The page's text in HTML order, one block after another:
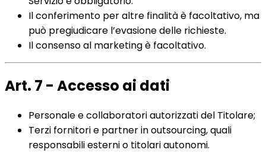
Il conferimento per altre finalità è facoltativo, ma
può pregiudicare l’evasione delle richieste.
Il consenso al marketing è facoltativo.
Art. 7 - Accesso ai dati
Personale e collaboratori autorizzati del Titolare;
Terzi fornitori e partner in outsourcing, quali
responsabili esterni o titolari autonomi.